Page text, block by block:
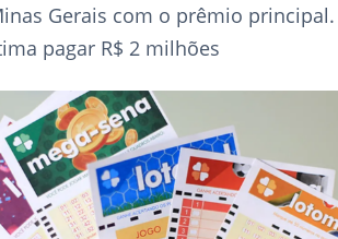
Gerais com o prêmio
pagar R$ 2 milhões